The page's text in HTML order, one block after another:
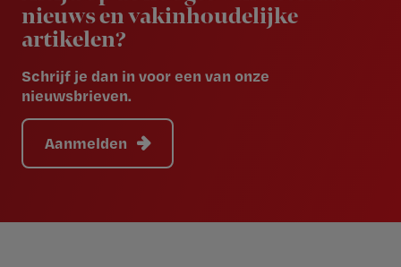
nieuws en vakinhoudelijke
artikelen?
Schrijf je dan in voor een van onze
nieuwsbrieven.
Aanmelden